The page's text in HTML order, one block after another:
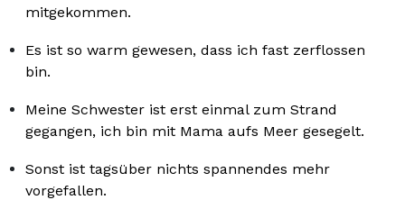
mitgekommen.
Es ist so warm gewesen, dass ich fast zerflossen
bin.
Meine Schwester ist erst einmal zum Strand
gegangen, ich bin mit Mama aufs Meer gesegelt.
Sonst ist tagsüber nichts spannendes mehr
vorgefallen.